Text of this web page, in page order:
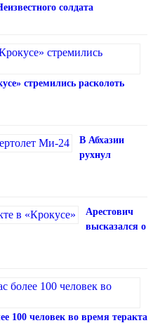
солдата
стремились расколоть
В Абхазии
рухнул
Арестович
высказался о
100 человек во время теракта